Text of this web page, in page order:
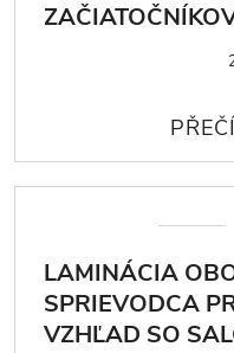
LAMINÁCIA
SPRIEVODCA
VZHĽAD SO